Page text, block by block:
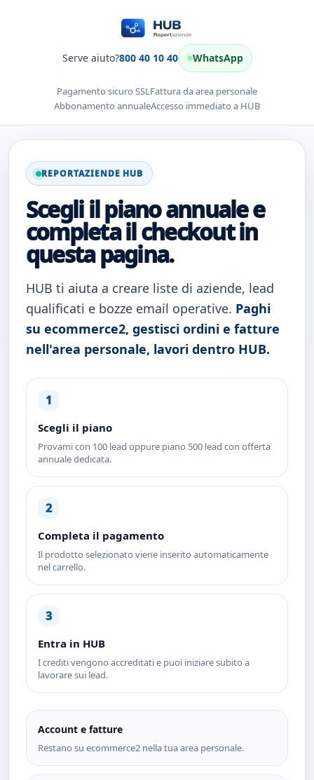
Serve aiuto?800 40 10 40 WhatsApp
Pagamento sicuro SSLFattura da area personale
Abbonamento annualeAccesso immediato a HUB
REPORTAZIENDE HUB
Scegli il piano annuale e
completa il checkout in
questa pagina.
HUB ti aiuta a creare liste di aziende, lead
qualificati e bozze email operative. Paghi
su ecommerce2, gestisci ordini e fatture
nell'area personale, lavori dentro HUB.
1
Scegli il piano
Provami con 100 lead oppure piano 500 lead con offerta
annuale dedicata.
2
Completa il pagamento
Il prodotto selezionato viene inserito automaticamente
nel carrello.
3
Entra in HUB
I crediti vengono accreditati e puoi iniziare subito a
lavorare sui lead.
Account e fatture
Restano su ecommerce2 nella tua area personale.